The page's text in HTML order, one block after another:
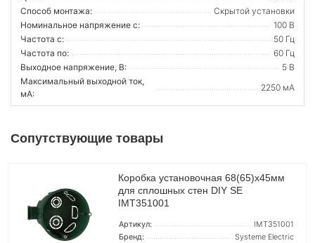
Способ монтажа:
Скрытой установки
Номинальное напряжение с:
100 В
Частота с:
50 Гц
Частота по:
60 Гц
Выходное напряжение, В:
5 В
Максимальный выходной ток,
мА:
2250 мА
Сопутствующие товары
Коробка установочная 68(65)х45мм
для сплошных стен DIY SE
IMT351001
Артикул:
IMT351001
Бренд:
Systeme Electric